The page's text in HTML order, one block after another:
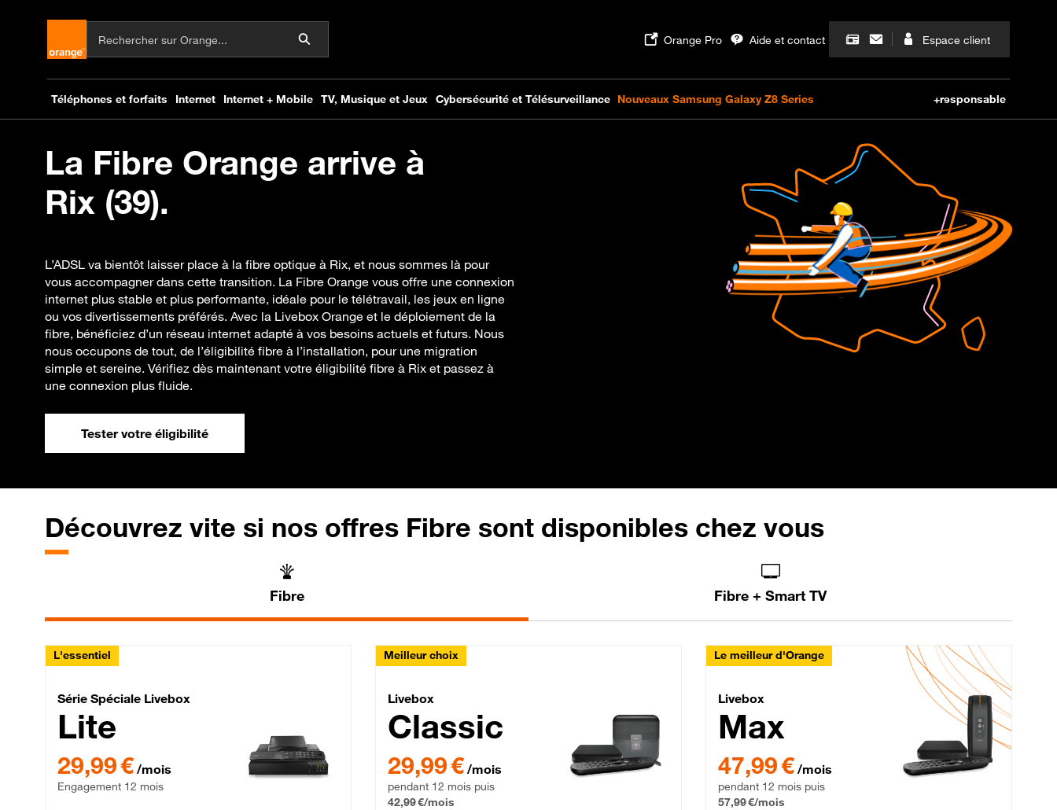
La Fibre Orange arrive à
Rix (39).
L’ADSL va bientôt laisser place à la fibre optique à Rix, et nous sommes là pour
vous accompagner dans cette transition. La Fibre Orange vous offre une connexion
internet plus stable et plus performante, idéale pour le télétravail, les jeux en ligne
ou vos divertissements préférés. Avec la Livebox Orange et le déploiement de la
fibre, bénéficiez d’un réseau internet adapté à vos besoins actuels et futurs. Nous
nous occupons de tout, de l’éligibilité fibre à l’installation, pour une migration
simple et sereine. Vérifiez dès maintenant votre éligibilité fibre à Rix et passez à
une connexion plus fluide.
Tester votre éligibilité
Découvrez vite si nos offres Fibre sont disponibles chez vous
Fibre Fibre + Smart TV
L'essentiel
Série Spéciale Livebox Lite Fibre
Série Spéciale Livebox
Lite
29,99 € par mois , Engagement 12 mois
29,99 € /mois
Engagement 12 mois
Meilleur choix
Livebox Classic Fibre
Livebox
Classic
29,99 € par mois pendant 12 mois puis 42,99 € par mois, Engagement 12 mois
29,99 € /mois
pendant 12 mois puis
42,99 €/mois
Le meilleur d'Orange
Livebox Max Fibre
Livebox
Max
47,99 € par mois pendant 12 mois puis 57,99 € par mois,
47,99 € /mois
pendant 12 mois puis
57,99 €/mois